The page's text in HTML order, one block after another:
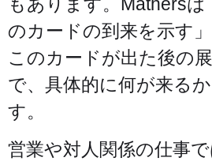
もあります。Mathers
のカードの到来を示す
このカードが出た後の
で、具体的に何が来る
す。
営業や対人関係の仕事